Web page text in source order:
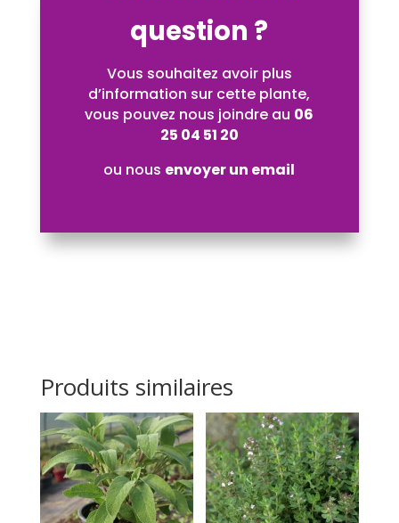
question ?
Vous souhaitez avoir plus
d’information sur cette plante,
vous pouvez nous joindre au 06
25 04 51 20
ou nous envoyer un email
Produits similaires